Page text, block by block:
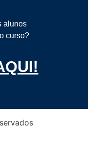
alunos
curso?